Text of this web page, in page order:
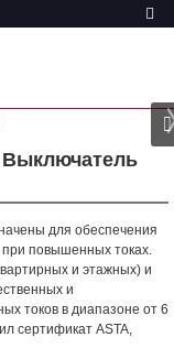
ВЫКЛЮЧАТЕЛЬ
для обеспечения
при повышенных токах.
и этажных) и
и
токов в диапазоне от 6
сертификат ASTA,